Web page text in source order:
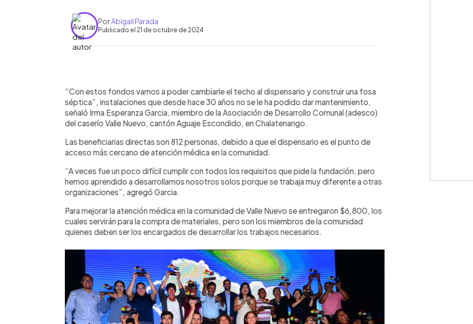
PorAbigail Parada
Publicado el 21 de octubre de 2024
► Escuchar artículo
“Con estos fondos vamos a poder cambiarle el techo al dispensario y construir una fosa
séptica”, instalaciones que desde hace 30 años no se le ha podido dar mantenimiento,
señaló Irma Esperanza Garcia, miembro de la Asociación de Desarrollo Comunal (adesco)
del caserío Valle Nuevo, cantón Aguaje Escondido, en Chalatenango.
Las beneficiarias directas son 812 personas, debido a que el dispensario es el punto de
acceso más cercano de atención médica en la comunidad.
“A veces fue un poco difícil cumplir con todos los requisitos que pide la fundación, pero
hemos aprendido a desarrollarnos nosotros solos porque se trabaja muy diferente a otras
organizaciones”, agregó Garcia.
Para mejorar la atención médica en la comunidad de Valle Nuevo se entregaron $6,800, los
cuales servirán para la compra de materiales, pero son los miembros de la comunidad
quienes deben ser los encargados de desarrollar los trabajos necesarios.